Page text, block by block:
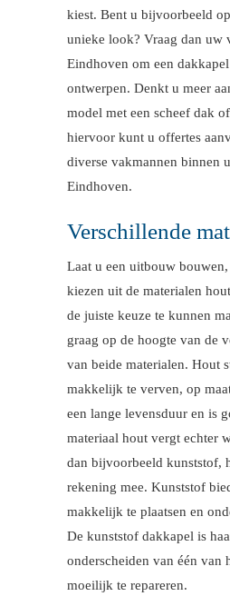
kiest. Bent u bijvoorbeeld
unieke look? Vraag dan uw
Eindhoven om een
ontwerpen. Denkt u meer
model met een scheef dak
hiervoor kunt u offertes
diverse vakmannen binnen
Eindhoven.
Verschillende
Laat u een uitbouw
kiezen uit de materialen
de juiste keuze te kunnen
graag op de hoogte van de
van beide materialen. Hout
makkelijk te verven, op
een lange levensduur en is
materiaal hout vergt echter
dan bijvoorbeeld kunststof,
rekening mee. Kunststof
makkelijk te plaatsen en
De kunststof dakkapel is
onderscheiden van één van
moeilijk te repareren.